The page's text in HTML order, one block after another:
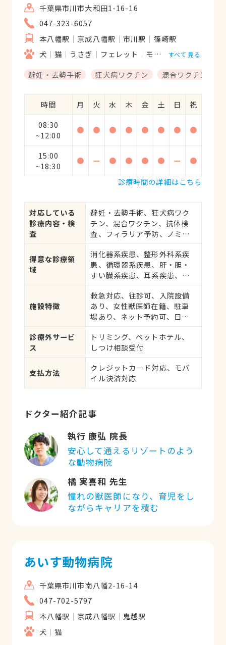
千葉県市川市大和田1-16-16
047-323-6057
本八幡駅
京成八幡駅 市川駅
篠崎駅
犬
猫 うさぎ フェレット モルモット ハムスタ
すべて見る
避妊・去勢手術 狂犬病ワクチン 混合ワクチン
時間 月 火 水 木 金 土 日
祝
08:30
~12:00
● ● ● ● ● ● ● ●
15:00
~18:30
● ー ● ● ● ● ー
●
診療時間の詳細はこちら
対応している
診療内容・検
査
避妊・去勢手術、狂犬病ワク
チン、混合ワクチン、抗体検
査、フィラリア予防、ノミ・
応、健康診断、各種検査、外
科手術
得意な診療領
域
消化器系疾患、整形外科系疾
患、循環器系疾患、肝・胆・
すい臓系疾患、耳系疾患、皮
腎・泌尿器系疾患、生殖器系
疾患、腫瘍・がん、アレルギ
ー、歯と口腔系疾患
施設特徴
救急対応、往診可、入院設備
あり、女性獣医師在籍、駐車
場あり、ネット予約可、日曜
診療外サービ
ス
トリミング、ペットホテル、
しつけ相談受付
支払方法
クレジットカード対応、モバ
イル決済対応
ドクター紹介記事
執行 康弘 院長
安心して通えるリゾートのよう
な動物病院
橘 実喜和 先生
憧れの獣医師になり、育児をし
ながらキャリアを積む
あいす動物病院
千葉県市川市南八幡2-16-14
047-702-5797
本八幡駅
京成八幡駅
鬼越駅
犬
猫